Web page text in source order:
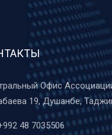
Офис
19, Душанбе,
48 7035506